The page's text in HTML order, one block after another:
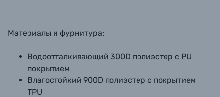
Материалы и фурнитура:
Водоотталкивающий 300D полиэстер с PU
покрытием
Влагостойкий 900D полиэстер с покрытием
TPU